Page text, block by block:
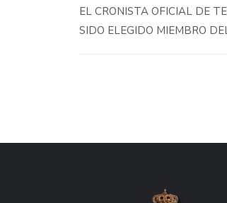
EL CRONISTA OFICIAL DE
SIDO ELEGIDO MIEMBRO